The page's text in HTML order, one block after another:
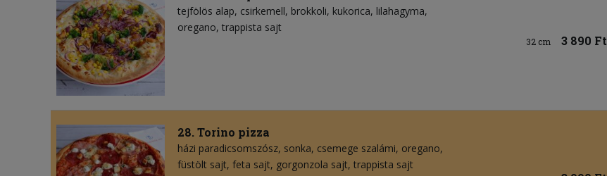
tejfölös alap csirkemell brokkoli kukorica lilahagyma
oregano trappista sajt
32 cm 3 890 Ft
28. Torino pizza
házi paradicsomszósz sonka csemege szalámi oregano
füstölt sajt feta sajt gorgonzola sajt trappista sajt